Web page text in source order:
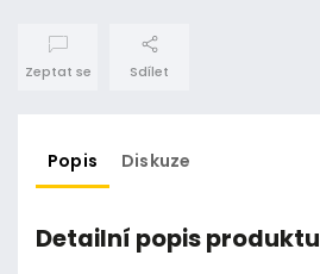
Zeptat se Sdílet
Popis Diskuze
Detailní popis produktu